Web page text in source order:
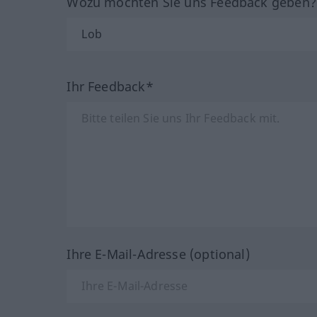
Ihr Feedback*
Ihre E-Mail-Adresse (optional)